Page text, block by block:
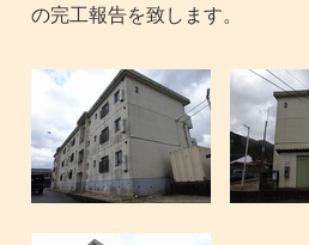
の完工報告を致します。